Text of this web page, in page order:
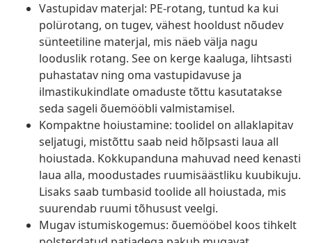
Vastupidav materjal: PE-rotang, tuntud ka kui
polürotang, on tugev, vähest hooldust nõudev
sünteetiline materjal, mis näeb välja nagu
looduslik rotang. See on kerge kaaluga, lihtsasti
puhastatav ning oma vastupidavuse ja
ilmastikukindlate omaduste tõttu kasutatakse
seda sageli õuemööbli valmistamisel.
Kompaktne hoiustamine: toolidel on allaklapitav
seljatugi, mistõttu saab neid hõlpsasti laua all
hoiustada. Kokkupanduna mahuvad need kenasti
laua alla, moodustades ruumisäästliku kuubikuju.
Lisaks saab tumbasid toolide all hoiustada, mis
suurendab ruumi tõhusust veelgi.
Mugav istumiskogemus: õuemööbel koos tihkelt